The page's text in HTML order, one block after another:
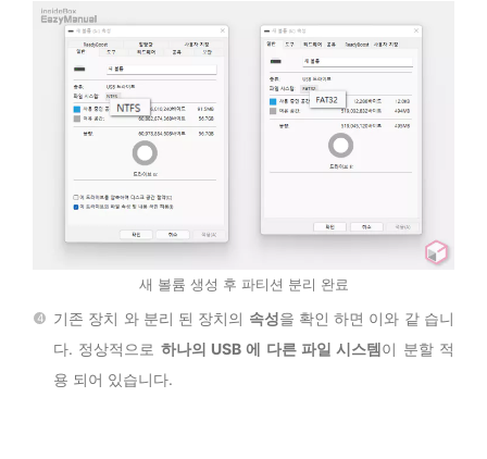
새 볼륨 생성 후 파티션 분리 완료
기존 장치 와 분리 된 장치의 속성을 확인 하면 이와 같 습니
다. 정상적으로 하나의 USB 에 다른 파일 시스템이 분할 적
용 되어 있습니다.